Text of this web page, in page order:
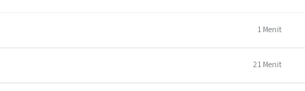
1 Menit
21 Menit